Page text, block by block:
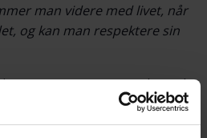
man videre med livet, når
og kan man respektere sin
samvær og samtale med